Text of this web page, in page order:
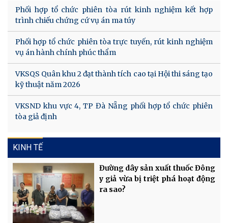
Phối hợp tổ chức phiên tòa rút kinh nghiệm kết hợp
trình chiếu chứng cứ vụ án ma túy
Phối hợp tổ chức phiên tòa trực tuyến, rút kinh nghiệm
vụ án hành chính phúc thẩm
VKSQS Quân khu 2 đạt thành tích cao tại Hội thi sáng tạo
kỹ thuật năm 2026
VKSND khu vực 4, TP Đà Nẵng phối hợp tổ chức phiên
tòa giả định
KINH TẾ
Đường dây sản xuất thuốc Đông
y giả vừa bị triệt phá hoạt động
ra sao?